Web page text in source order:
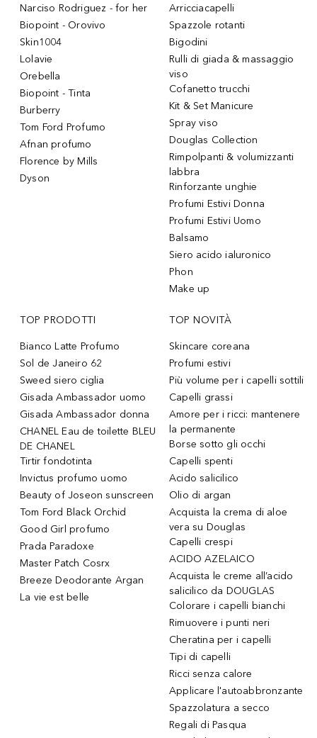
Narciso Rodriguez - for her
Biopoint - Orovivo
Skin1004
Lolavie
Orebella
Biopoint - Tinta
Burberry
Tom Ford Profumo
Afnan profumo
Florence by Mills
Dyson
Arricciacapelli
Spazzole rotanti
Bigodini
Rulli di giada & massaggio
viso
Cofanetto trucchi
Kit & Set Manicure
Spray viso
Douglas Collection
Rimpolpanti & volumizzanti
labbra
Rinforzante unghie
Profumi Estivi Donna
Profumi Estivi Uomo
Balsamo
Siero acido ialuronico
Phon
Make up
TOP PRODOTTI
Bianco Latte Profumo
Sol de Janeiro 62
Sweed siero ciglia
Gisada Ambassador uomo
Gisada Ambassador donna
CHANEL Eau de toilette BLEU
DE CHANEL
Tirtir fondotinta
Invictus profumo uomo
Beauty of Joseon sunscreen
Tom Ford Black Orchid
Good Girl profumo
Prada Paradoxe
Master Patch Cosrx
Breeze Deodorante Argan
La vie est belle
TOP NOVITÀ
Skincare coreana
Profumi estivi
Più volume per i capelli sottili
Capelli grassi
Amore per i ricci: mantenere
la permanente
Borse sotto gli occhi
Capelli spenti
Acido salicilico
Olio di argan
Acquista la crema di aloe
vera su Douglas
Capelli crespi
ACIDO AZELAICO
Acquista le creme all’acido
salicilico da DOUGLAS
Colorare i capelli bianchi
Rimuovere i punti neri
Cheratina per i capelli
Tipi di capelli
Ricci senza calore
Applicare l'autoabbronzante
Spazzolatura a secco
Regali di Pasqua